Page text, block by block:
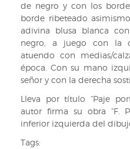
de negro y con los
borde ribeteado
adivina blusa blanca
negro, a juego con la
atuendo con medias/
época. Con su mano
señor y con la derecha
Lleva por título “Paje
autor firma su obra “F.
inferior izquierda del
Tags: